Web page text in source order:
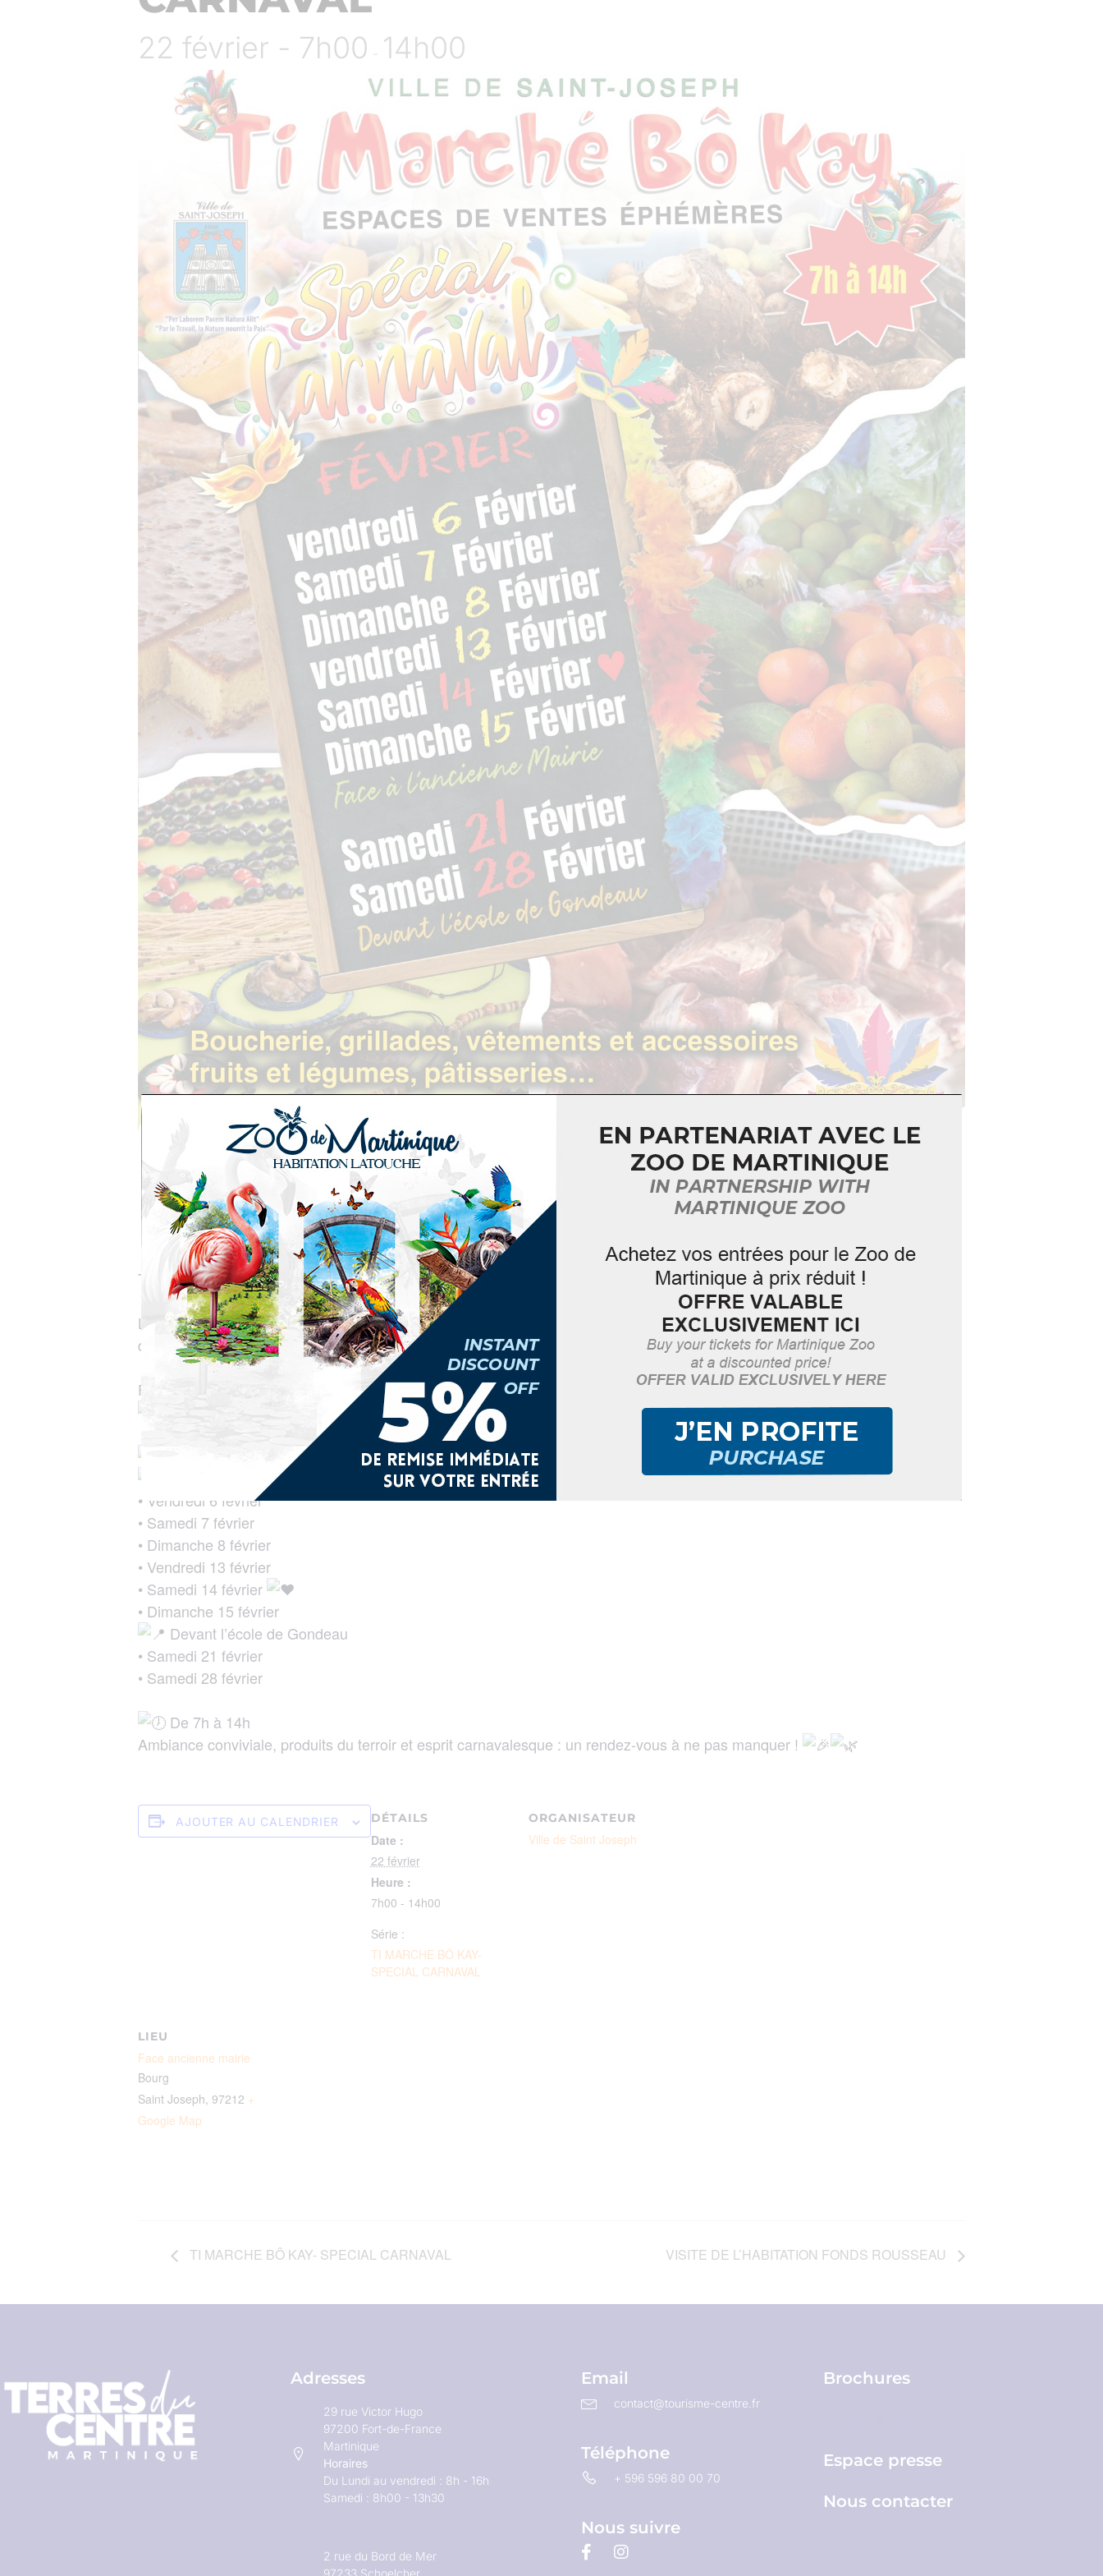
22 février - 7h00 14h00
Ti Marché Bô Kay – Spécial Carnaval !
La Ville de Saint‑Joseph vous donne rendez‑vous tout au long du mois de février pour votre marché éphémère aux couleurs
du Carnaval !
Fruits & légumes, grillades, boucherie, pâtisseries, vêtements, accessoires… faites le plein de produits frais et locaux.
Face à l’ancienne mairie
• Vendredi 6 février
• Samedi 7 février
• Dimanche 8 février
• Vendredi 13 février
• Samedi 14 février
• Dimanche 15 février
Devant l’école de Gondeau
• Samedi 21 février
• Samedi 28 février
De 7h à 14h
Ambiance conviviale, produits du terroir et esprit carnavalesque : un rendez‑vous à ne pas manquer !
AJOUTER AU CALENDRIER DÉTAILS
Date :
22 février
Heure :
7h00 - 14h00
Série :
TI MARCHE BÔ KAY-
SPECIAL CARNAVAL
ORGANISATEUR
Ville de Saint Joseph
LIEU
Face ancienne mairie
Bourg
Saint Joseph 97212 +
Google Map
TI MARCHE BÔ KAY- SPECIAL CARNAVAL VISITE DE L’HABITATION FONDS ROUSSEAU
Adresses
29 rue Victor Hugo
97200 Fort-de-France
Martinique
Horaires
Du Lundi au vendredi : 8h - 16h
Samedi : 8h00 - 13h30
2 rue du Bord de Mer
Email
contact@tourisme-centre.fr
Téléphone
+ 596 596 80 00 70
Nous suivre
Brochures
Espace presse
Nous contacter